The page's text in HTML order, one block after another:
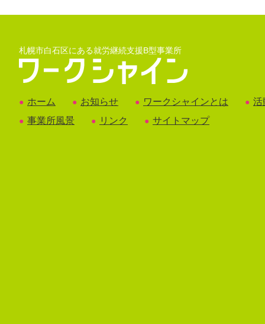
札幌市白石区にある就労継続支援B型事業所
● ホーム ● お知らせ ● ワークシャインとは ● 活
● 事業所風景 ● リンク ● サイトマップ